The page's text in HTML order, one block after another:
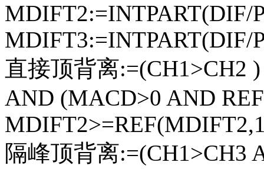
MDIFT2:=INTPART(DIF/
MDIFT3:=INTPART(DIF/
直接顶背离:=(CH1>CH2
AND (MACD>0 AND
隔峰顶背离:=(CH1>CH3